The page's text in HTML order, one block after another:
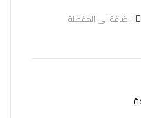
اضافة الى المفضلة